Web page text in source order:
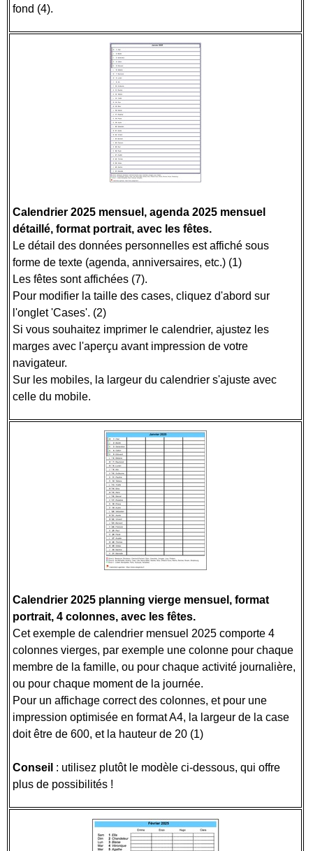
fond (4).
Calendrier 2025 mensuel, agenda 2025 mensuel
détaillé, format portrait, avec les fêtes.
Le détail des données personnelles est affiché sous
forme de texte (agenda, anniversaires, etc.) (1)
Les fêtes sont affichées (7).
Pour modifier la taille des cases, cliquez d'abord sur
l'onglet 'Cases'. (2)
Si vous souhaitez imprimer le calendrier, ajustez les
marges avec l'aperçu avant impression de votre
navigateur.
Sur les mobiles, la largeur du calendrier s'ajuste avec
celle du mobile.
Calendrier 2025 planning vierge mensuel, format
portrait, 4 colonnes, avec les fêtes.
Cet exemple de calendrier mensuel 2025 comporte 4
colonnes vierges, par exemple une colonne pour chaque
membre de la famille, ou pour chaque activité journalière,
ou pour chaque moment de la journée.
Pour un affichage correct des colonnes, et pour une
impression optimisée en format A4, la largeur de la case
doit être de 600, et la hauteur de 20 (1)
Conseil : utilisez plutôt le modèle ci-dessous, qui offre
plus de possibilités !